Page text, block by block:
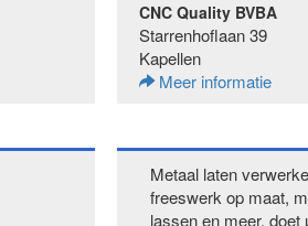
CNC Quality BVBA
Starrenhoflaan 39
Kapellen
Meer informatie
Metaal laten
freeswerk op maat,
lassen en meer, doet